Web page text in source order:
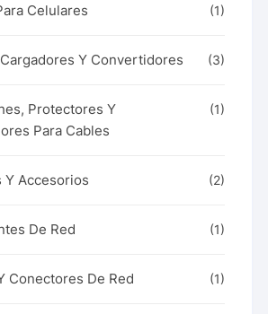
Celulares (1)
Y Convertidores (3)
Protectores Y
Para Cables
(1)
Y Accesorios (2)
De Red (1)
Conectores De Red (1)